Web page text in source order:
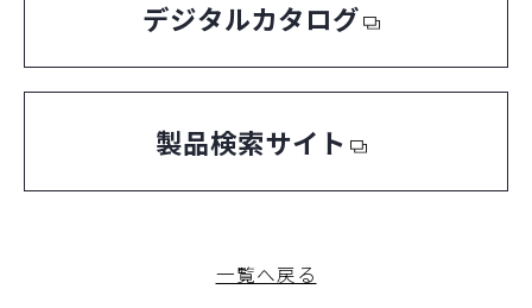
デジタルカタログ
製品検索サイト
一覧へ戻る